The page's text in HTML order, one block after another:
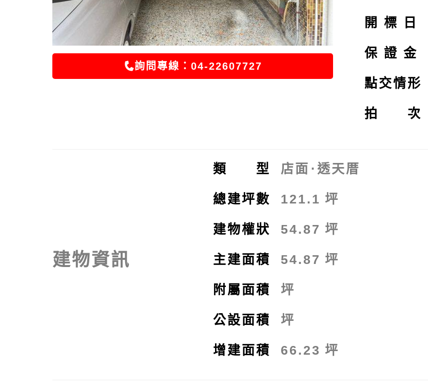
詢問專線：04-22607727
開標日
保證金
點交情形
拍 次
建物資訊
類 型 店面 ⋅ 透天厝
總建坪數 121.1 坪
建物權狀 54.87 坪
主建面積 54.87 坪
附屬面積 坪
公設面積 坪
增建面積 66.23 坪